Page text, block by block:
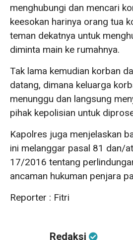
menghubungi dan mencari
keesokan harinya orang tua
teman dekatnya untuk
diminta main ke rumahnya.
Tak lama kemudian korban
datang, dimana keluarga
menunggu dan langsung
pihak kepolisian untuk
Kapolres juga menjelaskan
ini melanggar pasal 81 dan/
17/2016 tentang
ancaman hukuman penjara
Reporter : Fitri
Redaksi